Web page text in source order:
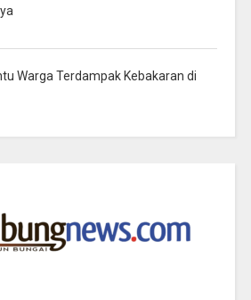
Warga Terdampak Kebakaran di